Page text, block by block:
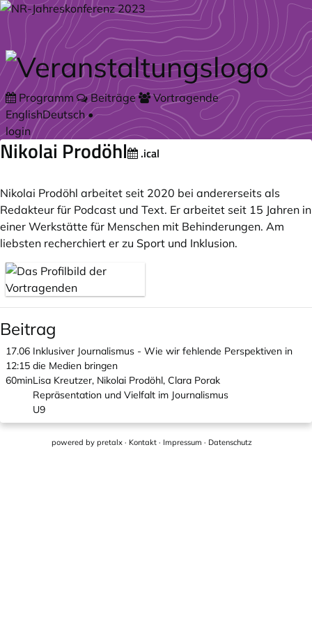
Zum Hauptteil springen
Programm Beiträge
Vortragende
EnglishDeutsch•
login
Nikolai Prodöhl .ical
Nikolai Prodöhl arbeitet seit 2020 bei andererseits als
Redakteur für Podcast und Text. Er arbeitet seit 15 Jahren in
einer Werkstätte für Menschen mit Behinderungen. Am
liebsten recherchiert er zu Sport und Inklusion.
Beitrag
17.06
12:15
60min
Inklusiver Journalismus - Wie wir fehlende Perspektiven in
die Medien bringen
Lisa Kreutzer, Nikolai Prodöhl, Clara Porak
Repräsentation und Vielfalt im Journalismus
U9
powered by pretalx · Kontakt · Impressum · Datenschutz